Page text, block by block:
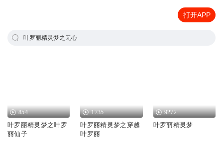
打开APP
叶罗丽精灵梦之无心
854
叶罗丽精灵梦之叶罗
丽仙子
1735
叶罗丽精灵梦之穿越
叶罗丽
9272
叶罗丽精灵梦